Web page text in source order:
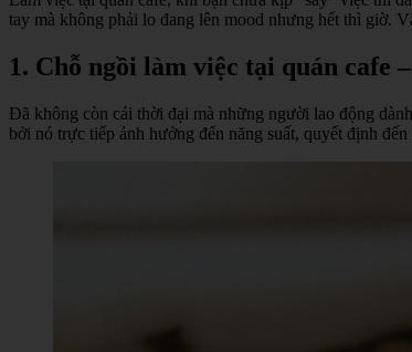
tay mà không phải lo đang lên mood nhưng hết thì giờ.
1. Chỗ ngồi làm việc tại quán cafe
Đã không còn cái thời đại mà những người lao động
bởi nó trực tiếp ảnh hưởng đến năng suất, quyết định